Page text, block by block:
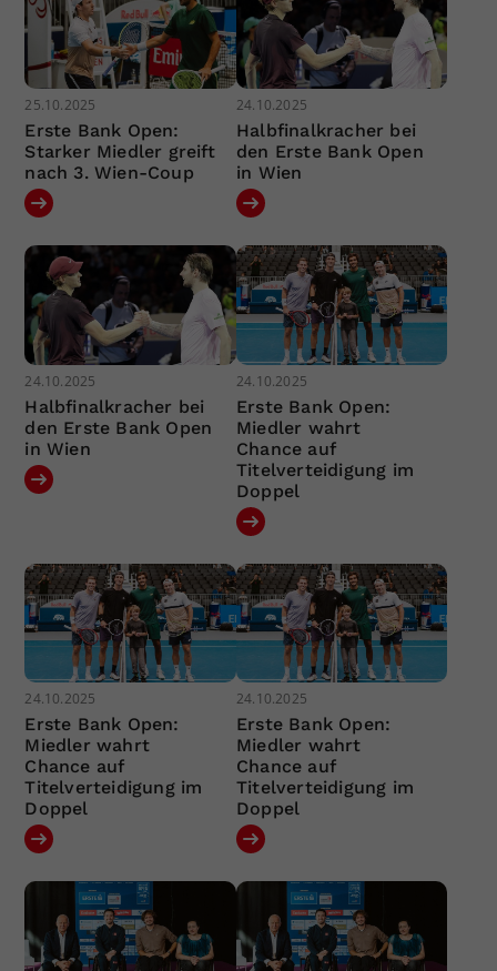
25.10.2025
Erste Bank Open:
Starker Miedler greift
nach 3. Wien-Coup
24.10.2025
Halbfinalkracher bei
den Erste Bank Open
in Wien
24.10.2025
Halbfinalkracher bei
den Erste Bank Open
in Wien
24.10.2025
Erste Bank Open:
Miedler wahrt
Chance auf
Titelverteidigung im
Doppel
24.10.2025
Erste Bank Open:
Miedler wahrt
Chance auf
Titelverteidigung im
Doppel
24.10.2025
Erste Bank Open:
Miedler wahrt
Chance auf
Titelverteidigung im
Doppel